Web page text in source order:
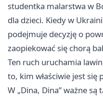
studentka malarstwa w
dla dzieci. Kiedy w
podejmuje decyzję o
zaopiekować się chorą
Ten ruch uruchamia
to, kim właściwie jest się
W „Dina, Dina” ważne